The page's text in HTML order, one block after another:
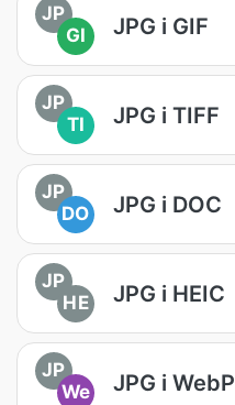
JP
GI
JPG i GIF
JP
TI
JPG i TIFF
JP
DO
JPG i DOC
JP
HE
JPG i HEIC
JP
We
JPG i WebP